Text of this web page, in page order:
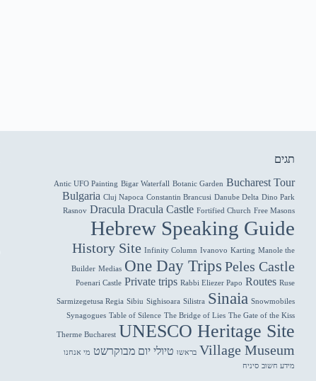
תגים
Antic UFO Painting Bigar Waterfall Botanic Garden Bucharest Tour
Bulgaria Cluj Napoca Constantin Brancusi Danube Delta Dino Park
Rasnov Dracula Dracula Castle Fortified Church Free Masons
Hebrew Speaking Guide
History Site Infinity Column Ivanovo Karting Manole the
Builder Medias One Day Trips Peles Castle
Poenari Castle Private trips Rabbi Eliezer Papo Routes Ruse
Sarmizegetusa Regia Sibiu Sighisoara Silistra Sinaia Snowmobiles
Synagogues Table of Silence The Bridge of Lies The Gate of the Kiss
Therme Bucharest UNESCO Heritage Site
Village Museum בראשוּ טיולי יום מבוקרשט מי אנחנו
מידע חשוב סיניח